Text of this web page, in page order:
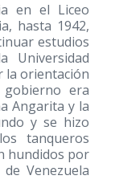
en el Liceo
hasta 1942,
estudios
Universidad
la orientación
era
Angarita y la
y se hizo
tanqueros
hundidos por
Venezuela